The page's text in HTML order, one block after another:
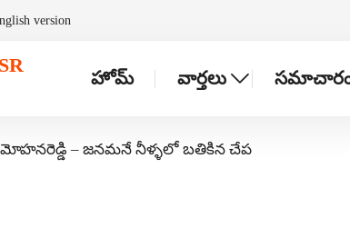
version
హోమ్ వార్తలు
– జనమనే నీళ్ళలో బతికిన చేప